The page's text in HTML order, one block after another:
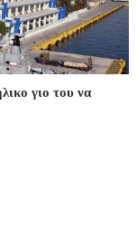
γιο του να